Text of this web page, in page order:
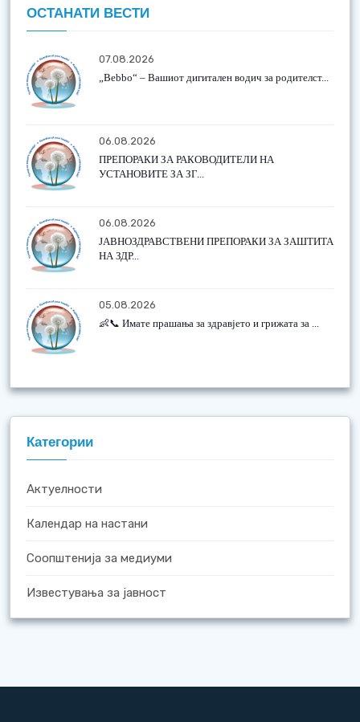
ОСТАНАТИ ВЕСТИ
07.08.2026
„Bebbo“ – Вашиот дигитален водич за родителст...
06.08.2026
ПРЕПОРАКИ ЗА РАКОВОДИТЕЛИ НА
УСТАНОВИТЕ ЗА ЗГ...
06.08.2026
ЈАВНОЗДРАВСТВЕНИ ПРЕПОРАКИ ЗА ЗАШТИТА
НА ЗДР...
05.08.2026
👶📞 Имате прашања за здравјето и грижата за ...
Категории
Актуелности
Календар на настани
Соопштенија за медиуми
Известувања за јавност